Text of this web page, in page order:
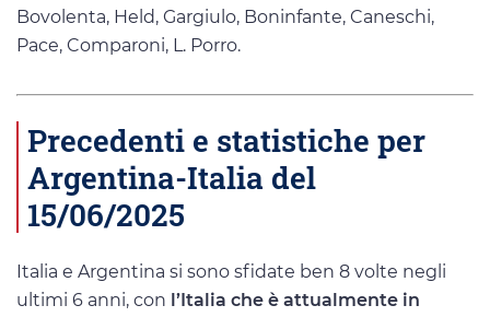
Bovolenta, Held, Gargiulo, Boninfante, Caneschi,
Pace, Comparoni, L. Porro.
Precedenti e statistiche per
Argentina-Italia del
15/06/2025
Italia e Argentina si sono sfidate ben 8 volte negli
ultimi 6 anni, con l’Italia che è attualmente in